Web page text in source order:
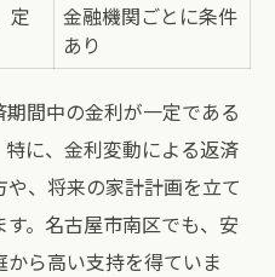
定
金融機関ごとに条件
あり
間中の金利が一定である
に、金利変動による返済
、将来の家計計画を立て
。名古屋市南区でも、安
ら高い支持を得ていま